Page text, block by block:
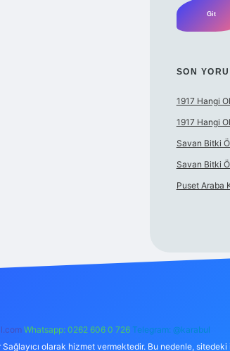
SON
1917 Hangi
1917 Hangi
Savan Bitki
Savan Bitki
Puset Araba
Whatsapp: 0262 606 0 726 Telegram: @karabul
olarak hizmet vermektedir. Bu nedenle,